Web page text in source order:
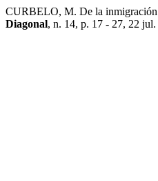
CURBELO, M. De la inmigración
Diagonal, n. 14, p. 17 - 27, 22 jul.